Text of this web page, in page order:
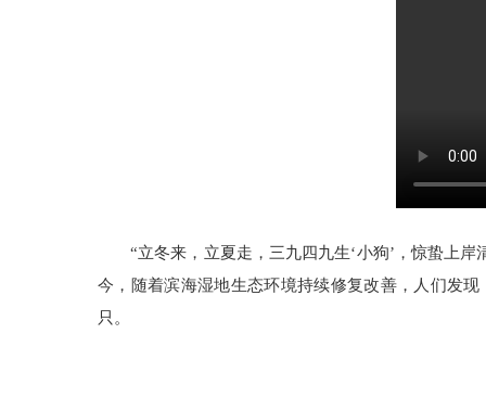
“立冬来，立夏走，三九四九生‘小狗’，惊蛰上
今，随着滨海湿地生态环境持续修复改善，人们发
只。